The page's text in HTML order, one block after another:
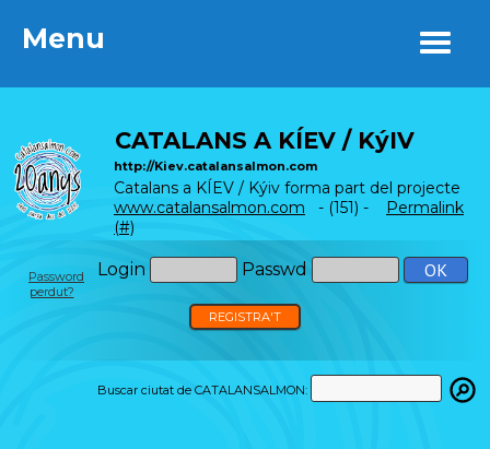
Menu
CATALANS A KÍEV / KýIV
http://Kiev.catalansalmon.com
Catalans a KÍEV / Kýiv forma part del projecte
www.catalansalmon.com - (151) -
Permalink
(#)
Login Passwd
Password
perdut?
REGISTRA'T
Buscar ciutat de CATALANSALMON:
Menu